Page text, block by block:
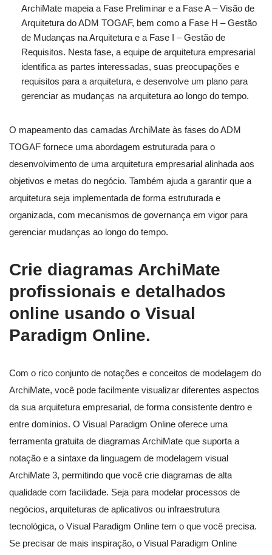
ArchiMate mapeia a Fase Preliminar e a Fase A – Visão de
Arquitetura do ADM TOGAF, bem como a Fase H – Gestão
de Mudanças na Arquitetura e a Fase I – Gestão de
Requisitos. Nesta fase, a equipe de arquitetura empresarial
identifica as partes interessadas, suas preocupações e
requisitos para a arquitetura, e desenvolve um plano para
gerenciar as mudanças na arquitetura ao longo do tempo.
O mapeamento das camadas ArchiMate às fases do ADM
TOGAF fornece uma abordagem estruturada para o
desenvolvimento de uma arquitetura empresarial alinhada aos
objetivos e metas do negócio. Também ajuda a garantir que a
arquitetura seja implementada de forma estruturada e
organizada, com mecanismos de governança em vigor para
gerenciar mudanças ao longo do tempo.
Crie diagramas ArchiMate
profissionais e detalhados
online usando o Visual
Paradigm Online.
Com o rico conjunto de notações e conceitos de modelagem do
ArchiMate, você pode facilmente visualizar diferentes aspectos
da sua arquitetura empresarial, de forma consistente dentro e
entre domínios. O Visual Paradigm Online oferece uma
ferramenta gratuita de diagramas ArchiMate que suporta a
notação e a sintaxe da linguagem de modelagem visual
ArchiMate 3, permitindo que você crie diagramas de alta
qualidade com facilidade. Seja para modelar processos de
negócios, arquiteturas de aplicativos ou infraestrutura
tecnológica, o Visual Paradigm Online tem o que você precisa.
Se precisar de mais inspiração, o Visual Paradigm Online